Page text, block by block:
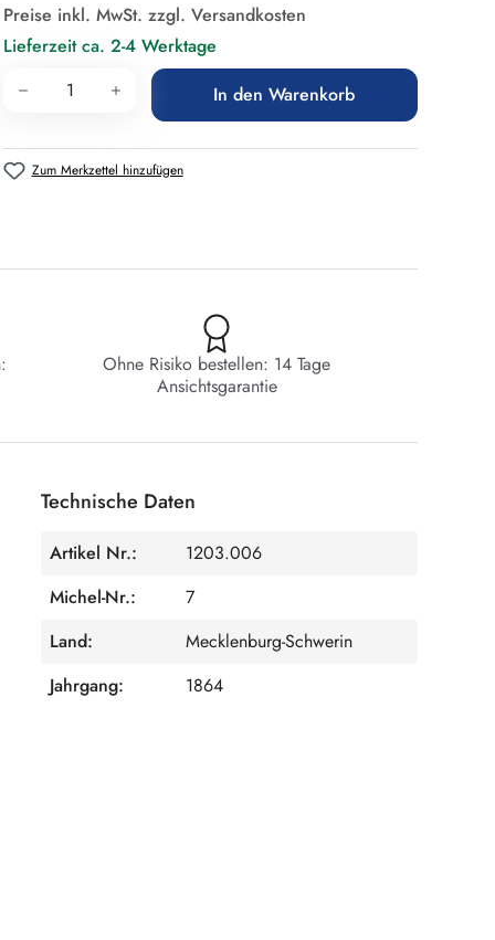
Preise inkl. MwSt. zzgl. Versandkosten
Lieferzeit ca. 2-4 Werktage
Produkt Anzahl: Gib den gewünschten
In den Warenkorb
Zum Merkzettel hinzufügen
Ohne Risiko bestellen: 14 Tage
Ansichtsgarantie
Technische Daten
Artikel Nr.:
1203.006
Michel-Nr.:
7
Land:
Mecklenburg-Schwerin
Jahrgang:
1864